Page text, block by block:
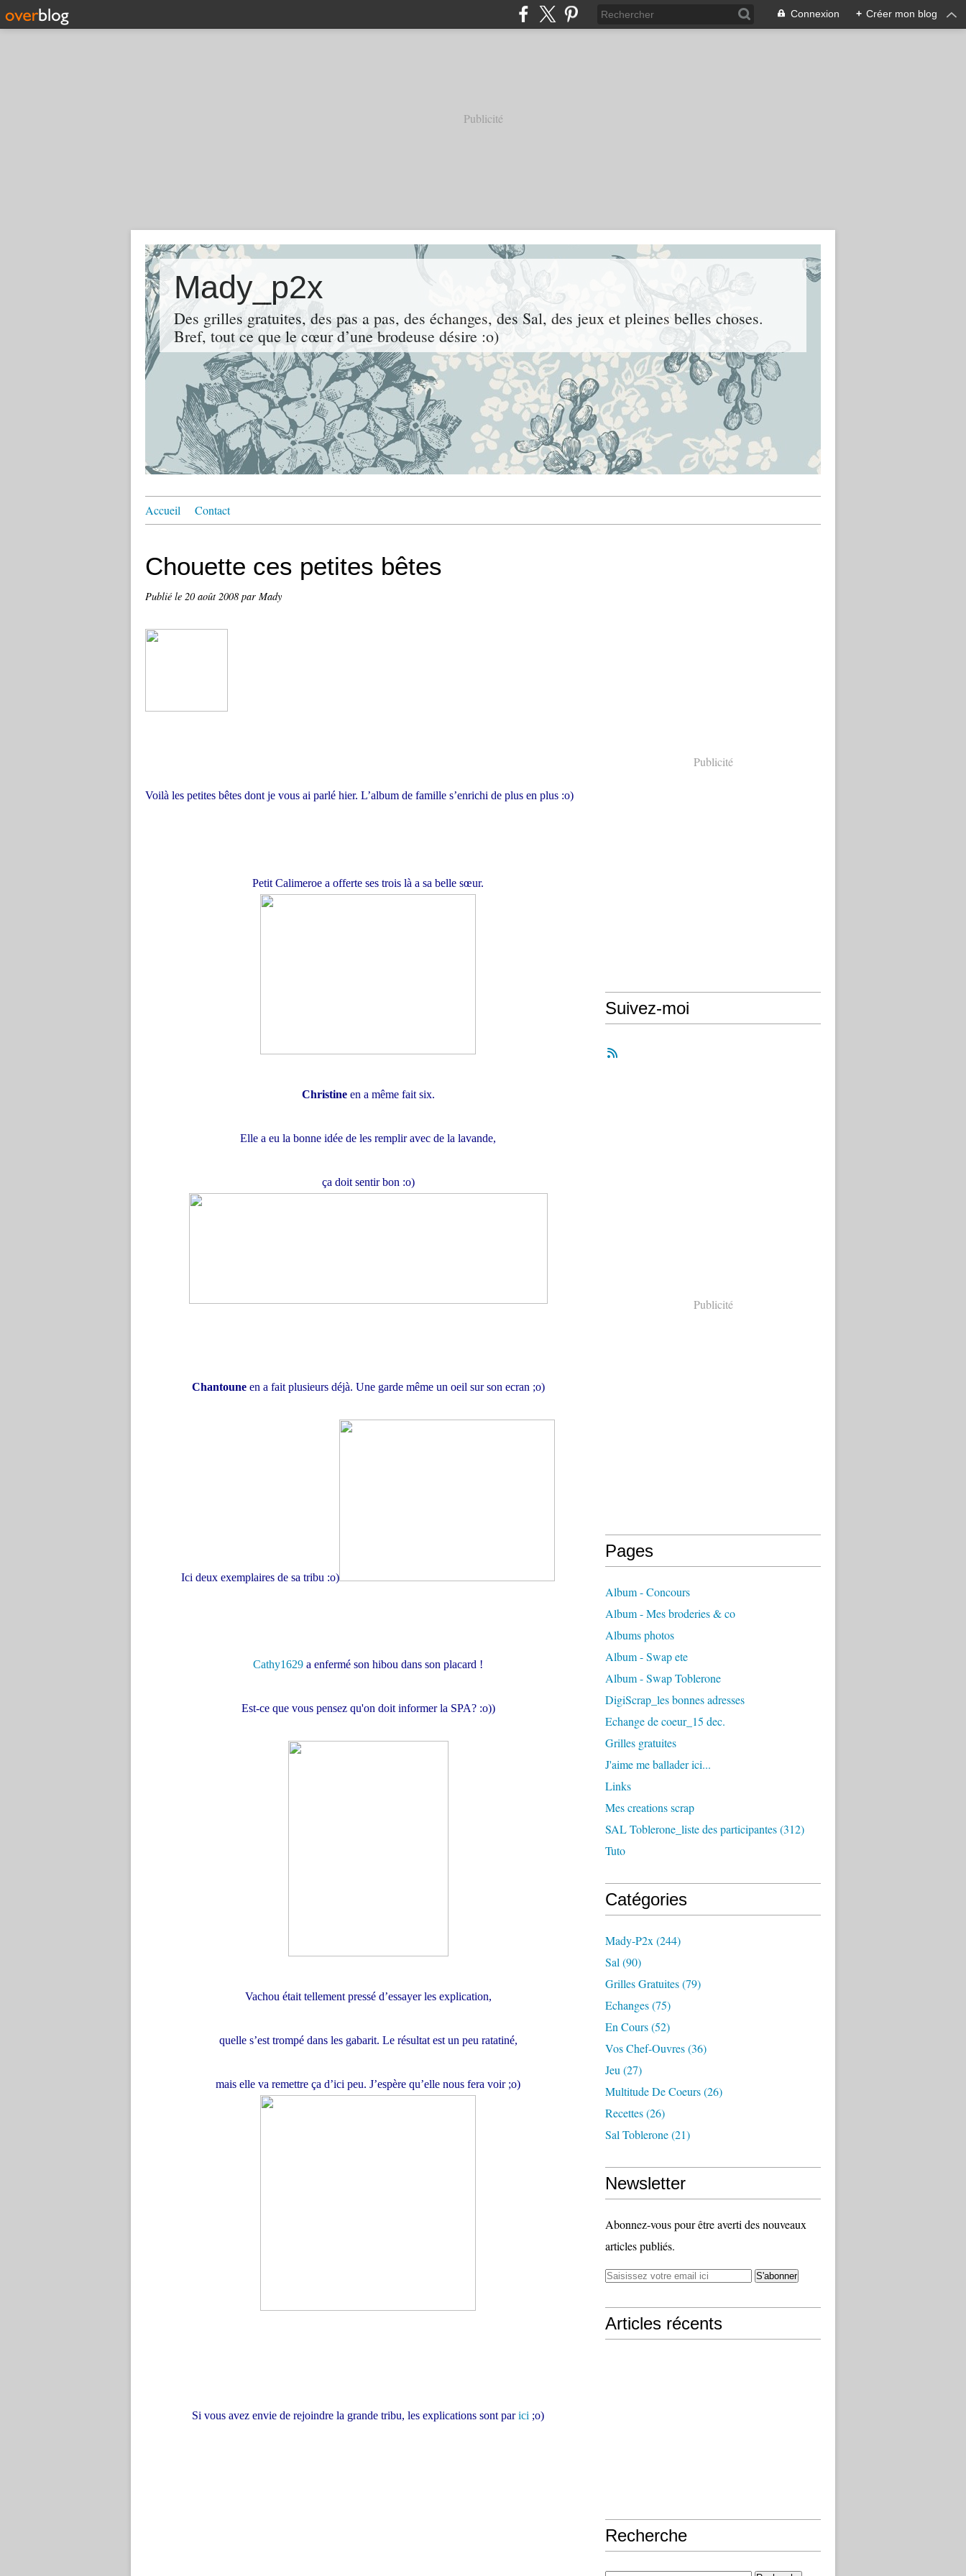
Connexion + Créer mon blog
Publicité
Mady_p2x
Des grilles gratuites, des pas a pas, des échanges, des Sal, des jeux et pleines belles choses.
Bref, tout ce que le cœur d’une brodeuse désire :o)
Accueil Contact
Chouette ces petites bêtes
Publié le 20 août 2008 par Mady
Voilà les petites bêtes dont je vous ai parlé hier. L’album de famille s’enrichi de plus en plus :o)
Petit Calimeroe a offerte ses trois là a sa belle sœur.
Christineen a même fait six.
Elle a eu la bonne idée de les remplir avec de la lavande,
ça doit sentir bon :o)
Chantouneen a fait plusieurs déjà. Une garde même un oeil sur son ecran ;o)
Ici deux exemplaires de sa tribu :o)
Cathy1629 a enfermé son hibou dans son placard !
Est-ce que vous pensez qu'on doit informer la SPA? :o))
Vachou était tellement pressé d’essayer les explication,
quelle s’est trompé dans les gabarit. Le résultat est un peu ratatiné,
mais elle va remettre ça d’ici peu. J’espère qu’elle nous fera voir ;o)
Si vous avez envie de rejoindre la grande tribu, les explications sont par ici ;o)
Publicité
Suivez-moi
Publicité
Pages
Album - Concours
Album - Mes broderies & co
Albums photos
Album - Swap ete
Album - Swap Toblerone
DigiScrap_les bonnes adresses
Echange de coeur_15 dec.
Grilles gratuites
J'aime me ballader ici...
Links
Mes creations scrap
SAL Toblerone_liste des participantes (312)
Tuto
Catégories
Mady-P2x (244)
Sal (90)
Grilles Gratuites(79)
Echanges(75)
En Cours(52)
Vos Chef-Ouvres(36)
Jeu (27)
Multitude De Coeurs(26)
Recettes(26)
Sal Toblerone(21)
Newsletter
Abonnez-vous pour être averti des nouveaux
articles publiés.
Articles récents
Recherche